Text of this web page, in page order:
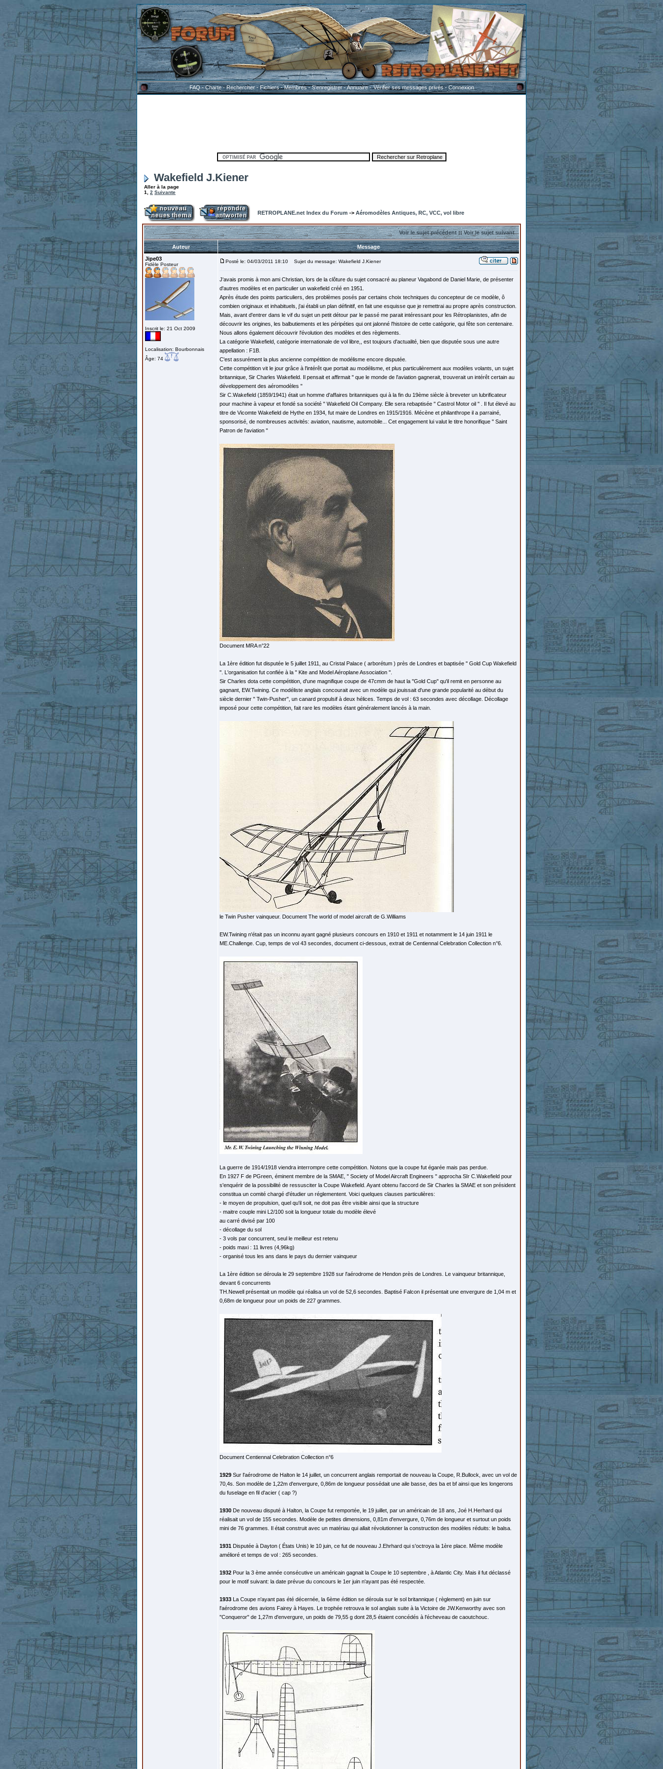
FAQ-Charte-Rechercher-Fichiers-Membres-S'enregistrer-Annuaire-Vérifier ses messages privés-Connexion
Wakefield J.Kiener
Aller à la page
1
2 Suivante
RETROPLANE.net Index du Forum -> Aéromodèles Antiques, RC, VCC, vol libre
Voir le sujet précédent::Voir le sujet suivant
Auteur
Message
Jipe03
Fidèle Posteur
Inscrit le: 21 Oct 2009
Localisation: Bourbonnais
Âge: 74
Posté le: 04/03/2011 18:10 Sujet du message: Wakefield J.Kiener
J'avais promis à mon ami Christian, lors de la clôture du sujet consacré au planeur Vagabond de Daniel Marie, de présenter
d'autres modèles et en particulier un wakefield créé en 1951.
Après étude des points particuliers, des problèmes posés par certains choix techniques du concepteur de ce modèle, ô
combien originaux et inhabituels, j'ai établi un plan définitif, en fait une esquisse que je remettrai au propre après construction.
Mais, avant d'entrer dans le vif du sujet un petit détour par le passé me parait intéressant pour les Rétroplanistes, afin de
découvrir les origines, les balbutiements et les péripéties qui ont jalonné l'histoire de cette catégorie, qui fête son centenaire.
Nous allons également découvrir l'évolution des modèles et des règlements.
La catégorie Wakefield, catégorie internationale de vol libre,, est toujours d'actualité, bien que disputée sous une autre
appellation : F1B.
C'est assurément la plus ancienne compétition de modélisme encore disputée.
Cette compétition vit le jour grâce à l'intérêt que portait au modélisme, et plus particulièrement aux modèles volants, un sujet
britannique, Sir Charles Wakefield. Il pensait et affirmait '' que le monde de l'aviation gagnerait, trouverait un intérêt certain au
développement des aéromodèles ''
Sir C.Wakefield (1859/1941) était un homme d'affaires britanniques qui à la fin du 19ème siècle à breveter un lubrificateur
pour machine à vapeur et fondé sa société '' Wakefield Oil Company. Elle sera rebaptisée '' Castrol Motor oil '' . Il fut élevé au
titre de Vicomte Wakefield de Hythe en 1934, fut maire de Londres en 1915/1916. Mécène et philanthrope il a parrainé,
sponsorisé, de nombreuses activités: aviation, nautisme, automobile... Cet engagement lui valut le titre honorifique '' Saint
Patron de l'aviation ''
Document MRA n°22
La 1ère édition fut disputée le 5 juillet 1911, au Cristal Palace ( arborétum ) près de Londres et baptisée '' Gold Cup Wakefield
''. L'organisation fut confiée à la '' Kite and Model Aéroplane Association ''.
Sir Charles dota cette compétition, d'une magnifique coupe de 47cmm de haut la ''Gold Cup'' qu'il remit en personne au
gagnant, EW.Twining. Ce modéliste anglais concourait avec un modèle qui jouissait d'une grande popularité au début du
siècle dernier '' Twin-Pusher'', un canard propulsif à deux hélices. Temps de vol : 63 secondes avec décollage. Décollage
imposé pour cette compétition, fait rare les modèles étant généralement lancés à la main.
le Twin Pusher vainqueur. Document The world of model aircraft de G.Williams
EW.Twining n'était pas un inconnu ayant gagné plusieurs concours en 1910 et 1911 et notamment le 14 juin 1911 le
ME.Challenge. Cup, temps de vol 43 secondes, document ci-dessous, extrait de Centiennal Celebration Collection n°6.
La guerre de 1914/1918 viendra interrompre cette compétition. Notons que la coupe fut égarée mais pas perdue.
En 1927 F de PGreen, éminent membre de la SMAE, '' Society of Model Aircraft Engineers '' approcha SIr C.Wakefield pour
s'enquérir de la possibilité de ressusciter la Coupe Wakefield. Ayant obtenu l'accord de Sir Charles la SMAE et son président
constitua un comité chargé d'étudier un réglementent. Voici quelques clauses particulières:
- le moyen de propulsion, quel qu'il soit, ne doit pas être visible ainsi que la structure
- maitre couple mini L2/100 soit la longueur totale du modèle élevé
au carré divisé par 100
- décollage du sol
- 3 vols par concurrent, seul le meilleur est retenu
- poids maxi : 11 livres (4,96kg)
- organisé tous les ans dans le pays du dernier vainqueur
La 1ère édition se déroula le 29 septembre 1928 sur l'aérodrome de Hendon près de Londres. Le vainqueur britannique,
devant 6 concurrents
TH.Newell présentait un modèle qui réalisa un vol de 52,6 secondes. Baptisé Falcon il présentait une envergure de 1,04 m et
0,68m de longueur pour un poids de 227 grammes.
Document Centiennal Celebration Collection n°6
1929 Sur l'aérodrome de Halton le 14 juillet, un concurrent anglais remportait de nouveau la Coupe, R.Bullock, avec un vol de
70,4s. Son modèle de 1,22m d'envergure, 0,86m de longueur possédait une aile basse, des ba et bf ainsi que les longerons
du fuselage en fil d'acier ( cap ?)
1930 De nouveau disputé à Halton, la Coupe fut remportée, le 19 juillet, par un américain de 18 ans, Joé H.Herhard qui
réalisait un vol de 155 secondes. Modèle de petites dimensions, 0,81m d'envergure, 0,76m de longueur et surtout un poids
mini de 76 grammes. Il était construit avec un matériau qui allait révolutionner la construction des modèles réduits: le balsa.
1931 Disputée à Dayton ( États Unis) le 10 juin, ce fut de nouveau J.Ehrhard qui s'octroya la 1ère place. Même modèle
amélioré et temps de vol : 265 secondes.
1932 Pour la 3 ème année consécutive un américain gagnait la Coupe le 10 septembre , à Atlantic City. Mais il fut déclassé
pour le motif suivant: la date prévue du concours le 1er juin n'ayant pas été respectée.
1933 La Coupe n'ayant pas été décernée, la 6ème édition se déroula sur le sol britannique ( règlement) en juin sur
l'aérodrome des avions Fairey à Hayes. Le trophée retrouva le sol anglais suite à la Victoire de JW.Kenworthy avec son
''Conqueror'' de 1,27m d'envergure, un poids de 79,55 g dont 28,5 étaient concédés à l'écheveau de caoutchouc.